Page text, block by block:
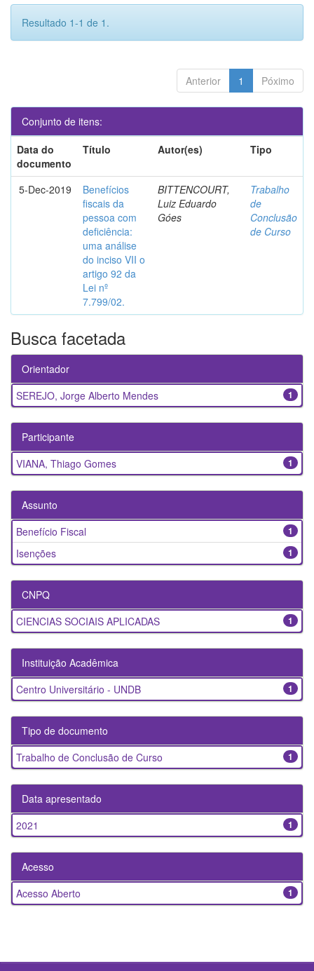
Resultado 1-1 de 1.
Anterior 1 Póximo
Conjunto de itens:
Data do
documento
Título Autor(es) Tipo
5-Dec-2019
Benefícios
fiscais da
pessoa com
deficiência:
uma análise
do inciso VII o
artigo 92 da
Lei nº
7.799/02.
BITTENCOURT,
Luiz Eduardo
Góes
Trabalho
de
Conclusão
de Curso
Busca facetada
Orientador
1
SEREJO, Jorge Alberto Mendes
Participante
1
VIANA, Thiago Gomes
Assunto
1
Benefício Fiscal
1
Isenções
CNPQ
1
CIENCIAS SOCIAIS APLICADAS
Instituição Acadêmica
1
Centro Universitário - UNDB
Tipo de documento
1
Trabalho de Conclusão de Curso
Data apresentado
1
2021
Acesso
1
Acesso Aberto